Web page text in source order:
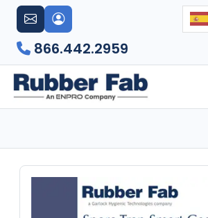
866.442.2959